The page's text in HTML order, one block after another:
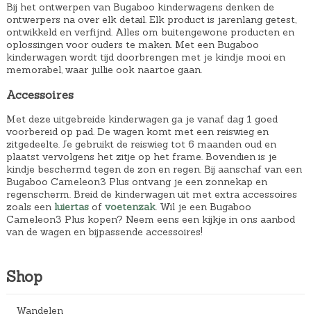
Bij het ontwerpen van Bugaboo kinderwagens denken de
ontwerpers na over elk detail. Elk product is jarenlang getest,
ontwikkeld en verfijnd. Alles om buitengewone producten en
oplossingen voor ouders te maken. Met een Bugaboo
kinderwagen wordt tijd doorbrengen met je kindje mooi en
memorabel, waar jullie ook naartoe gaan.
Accessoires
Met deze uitgebreide kinderwagen ga je vanaf dag 1 goed
voorbereid op pad. De wagen komt met een reiswieg en
zitgedeelte. Je gebruikt de reiswieg tot 6 maanden oud en
plaatst vervolgens het zitje op het frame. Bovendien is je
kindje beschermd tegen de zon en regen. Bij aanschaf van een
Bugaboo Cameleon3 Plus ontvang je een zonnekap en
regenscherm. Breid de kinderwagen uit met extra accessoires
zoals een luiertasof voetenzak. Wil je een Bugaboo
Cameleon3 Plus kopen? Neem eens een kijkje in ons aanbod
van de wagen en bijpassende accessoires!
Shop
Wandelen